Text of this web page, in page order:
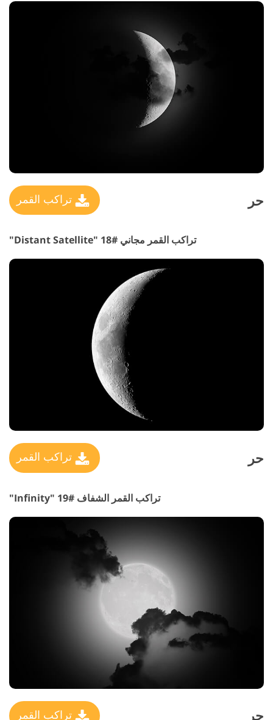
حر تراكب القمر
تراكب القمر مجاني #18 "Distant Satellite"
حر تراكب القمر
تراكب القمر الشفاف #19 "Infinity"
حر تراكب القمر